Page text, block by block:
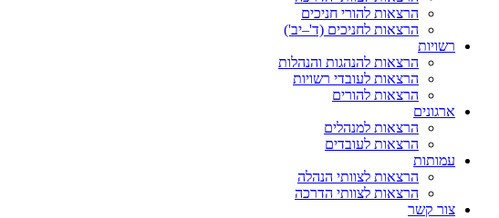
הרצאות להורי חניכים
הרצאות לחניכים (ד'–יב')
רשויות
הרצאות להנהגות והנהלות
הרצאות לעובדי רשויות
הרצאות להורים
ארגונים
הרצאות למנהלים
הרצאות לעובדים
עמותות
הרצאות לצוותי הנהלה
הרצאות לצוותי הדרכה
צור קשר